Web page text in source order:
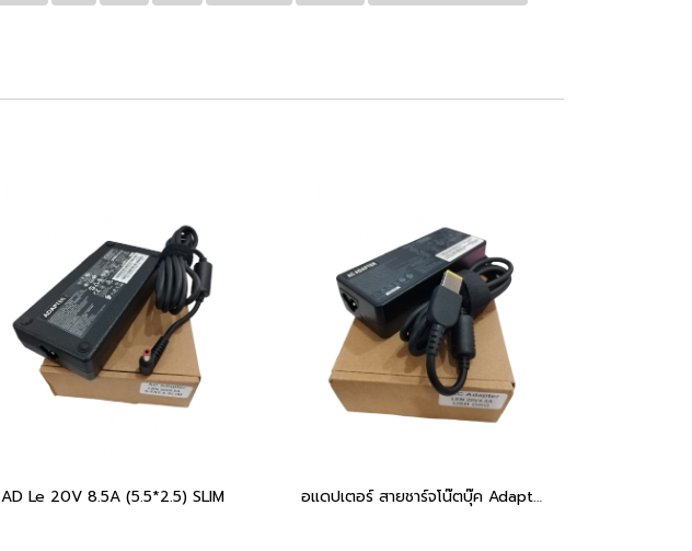
AD Le 20V 8.5A (5.5*2.5) SLIM อแดปเตอร์ สายชาร์จโน๊ตบุ๊ค Adapter Lenovo 20V 4.5A USB Laptop Charger Adapter เเท้